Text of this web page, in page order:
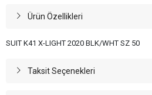
Ürün Özellikleri
SUIT K41 X-LIGHT 2020 BLK/WHT SZ 50
Taksit Seçenekleri